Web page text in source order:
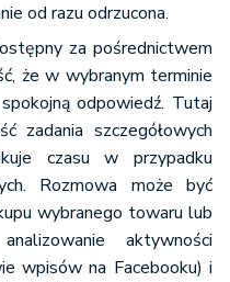
od razu odrzucona.
za pośrednictwem
że w wybranym terminie
odpowiedź. Tutaj
zadania szczegółowych
czasu w przypadku
Rozmowa może być
wybranego towaru lub
aktywności
wpisów na Facebooku) i